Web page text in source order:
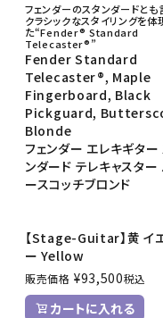
フェンダーのスタンダードとも
クラシックなスタイリングを体
た“Fender® Standard
Telecaster®”
Fender Standard
Telecaster®, Maple
Fingerboard, Black
Pickguard,
Blonde
フェンダー エレキギター
ンダード テレキャスター
ースコッチブロンド
【Stage-Guitar】黄 イ
ー Yellow
販売価格 ¥93,500税込
カートに入れる